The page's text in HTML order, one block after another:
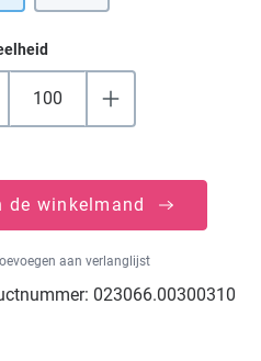
de winkelmand
aan verlanglijst
023066.00300310